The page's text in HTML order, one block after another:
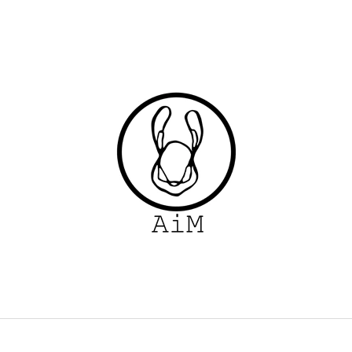
ČO POTREBUJETE NÁJSŤ?
HĽADAŤ
ODPORÚČAME